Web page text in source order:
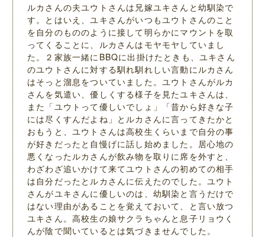
ルカさんの夫ユウトさんは兄嫁ユキさんと幼馴染で
す。とはいえ、ユキさんがいつもユウトさんのこと
を自分のもののように接して明らかにマウントを取
ってくることに、ルカさんはモヤモヤしていまし
た。２家族一緒にBBQに出掛けたときも、ユキさん
のユウトさんに対する馴れ馴れしい言動にルカさん
はそっと溜息をついていました。ユウトさんがルカ
さんを気遣い、優しくする様子を見たユキさんは、
また「ユウトって優しいでしょ」「昔から好きな子
には尽くすんだよね」とルカさんに言ってきたかと
おもうと、ユウトさんは高校生くらいまで自分の事
が好きだったと自慢げに話し始めました。居心地の
悪くなったルカさんが飲み物を取りに席を外すと、
わざわざ追いかけて来てユウトさんの初めての相手
は自分だったとルカさんに伝えたのでした。ユウト
さんがユキさんに優しいのは、幼馴染と言うだけで
はない理由があることを覚えておいて、と言い放つ
ユキさん。高校生の娘サクラちゃんと息子リョウく
んが陰で聞いているとは気づきませんでした。